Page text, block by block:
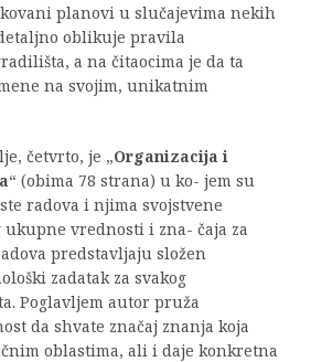
planovi u slučajevima nekih
oblikuje pravila
a na čitaocima je da ta
na svojim, unikatnim
četvrto, je „Organizacija i
“ (obima 78 strana) u ko- jem su
radova i njima svojstvene
vrednosti i zna- čaja za
predstavljaju složen
zadatak za svakog
Poglavljem autor pruža
da shvate značaj znanja koja
oblastima, ali i daje konkretna